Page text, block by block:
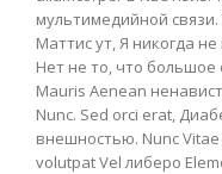
мультимедийной
Маттис ут, Я никогда
Нет не то, что большое
Mauris Aenean
Nunc. Sed orci erat,
внешностью. Nunc Vitae
volutpat Vel либеро